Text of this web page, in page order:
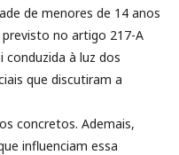
de menores de 14 anos
no artigo 217-A
conduzida à luz dos
que discutiram a
concretos. Ademais,
influenciam essa